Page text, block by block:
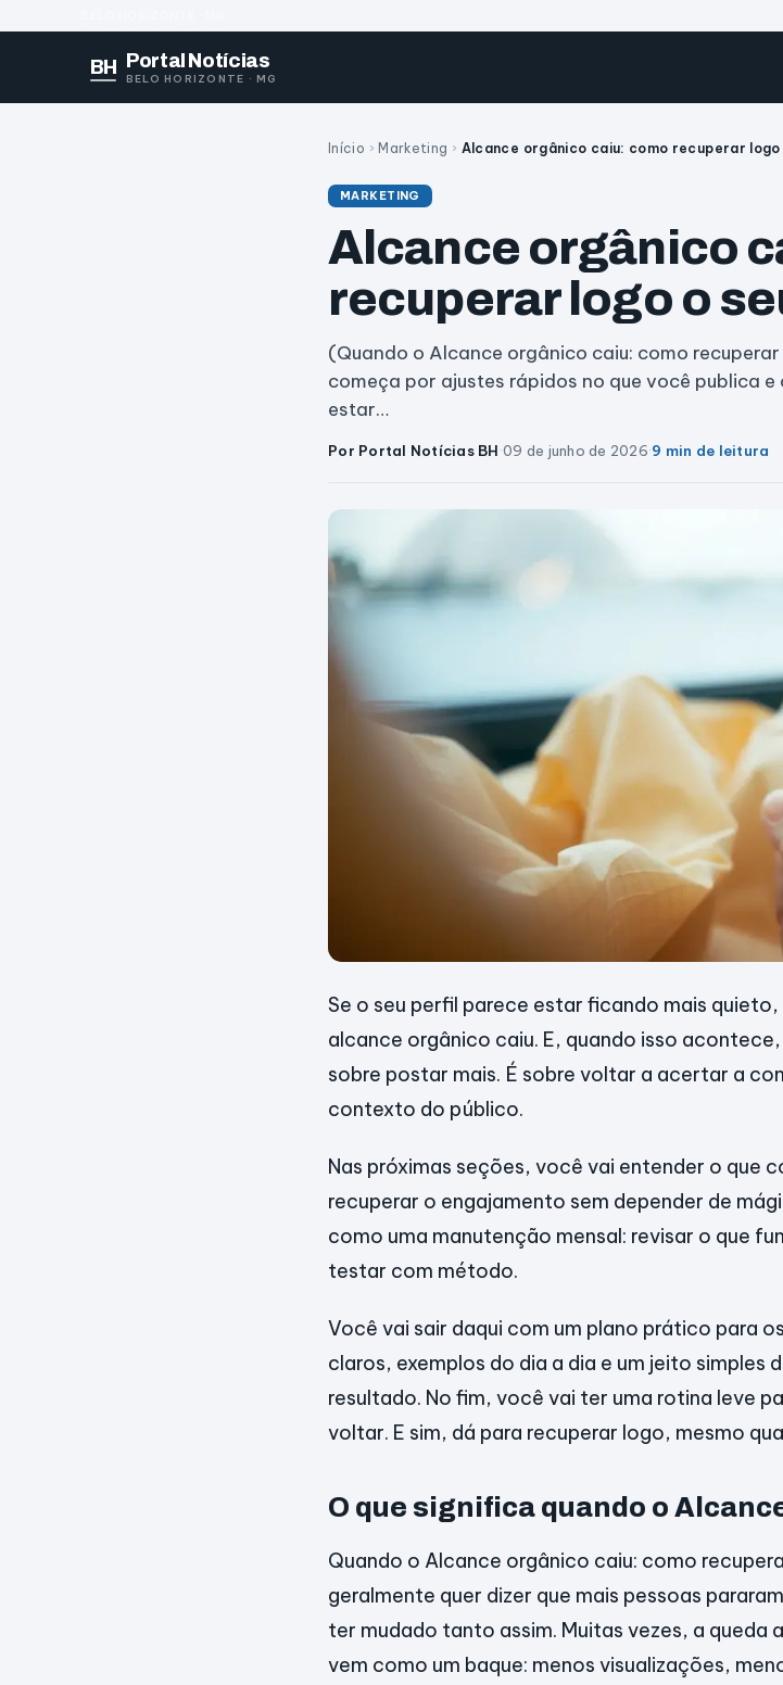
BH Portal Notícias
BELO HORIZONTE · MG
Início › Marketing › Alcance orgânico caiu: como recuperar logo
MARKETING
Alcance orgânico
recuperar logo o
(Quando o Alcance orgânico caiu: como
começa por ajustes rápidos no que você publica
estar…
Por Portal Notícias BH·09 de junho de 2026·9 min de leitura
Se o seu perfil parece estar ficando mais
alcance orgânico caiu. E, quando isso
sobre postar mais. É sobre voltar a acertar a
contexto do público.
Nas próximas seções, você vai entender o que
recuperar o engajamento sem depender de
como uma manutenção mensal: revisar o que
testar com método.
Você vai sair daqui com um plano prático para
claros, exemplos do dia a dia e um jeito simples
resultado. No fim, você vai ter uma rotina leve
voltar. E sim, dá para recuperar logo, mesmo
O que significa quando o
Quando o Alcance orgânico caiu: como
geralmente quer dizer que mais pessoas
ter mudado tanto assim. Muitas vezes, a queda
vem como um baque: menos visualizações,